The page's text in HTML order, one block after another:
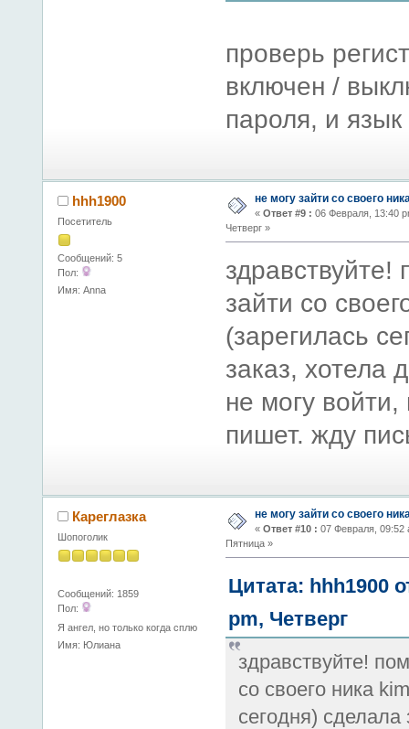
проверь
включен /
пароля, и
hhh1900
Посетитель
Сообщений: 5
Пол:
Имя: Anna
не могу зайти со своего
« Ответ #9 : 06 Февраля, 13:40
Четверг »
здравствуйте!
зайти со
(зарегилась
заказ, хотела
не могу
пишет. жду
Кареглазка
Шопоголик
Сообщений: 1859
Пол:
Я ангел, но только когда сплю
Имя: Юлиана
не могу зайти со своего
« Ответ #10 : 07 Февраля, 09:52
Пятница »
Цитата: hhh1900
pm, Четверг
здравствуйте!
со своего ника
сегодня) сделала